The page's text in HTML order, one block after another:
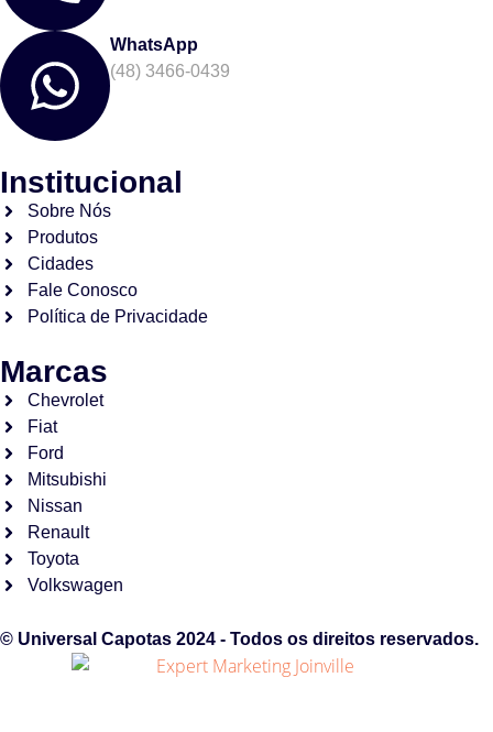
WhatsApp
(48) 3466-0439
Institucional
Sobre Nós
Produtos
Cidades
Fale Conosco
Política de Privacidade
Marcas
Chevrolet
Fiat
Ford
Mitsubishi
Nissan
Renault
Toyota
Volkswagen
© Universal Capotas 2024 - Todos os direitos reservados.